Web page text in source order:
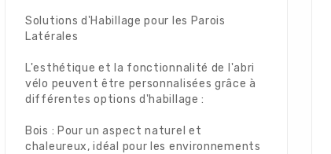
Solutions d'Habillage pour les Parois
Latérales
L'esthétique et la fonctionnalité de l'abri
vélo peuvent être personnalisées grâce à
différentes options d'habillage :
Bois : Pour un aspect naturel et
chaleureux, idéal pour les environnements